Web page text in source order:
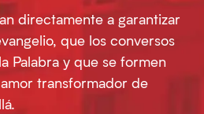
directamente a garantizar
que los conversos
Palabra y que se formen
transformador de